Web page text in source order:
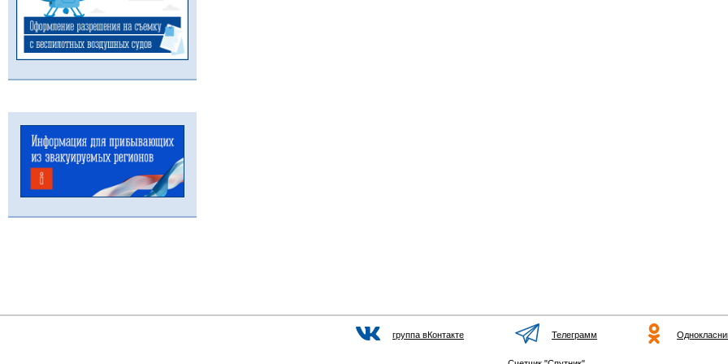
группа вКонтакте Телеграмм